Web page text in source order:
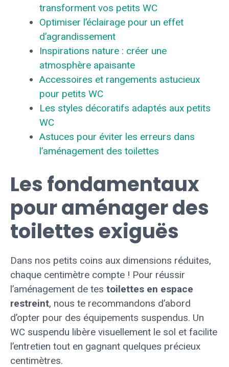
transforment vos petits WC
Optimiser l’éclairage pour un effet
d’agrandissement
Inspirations nature : créer une
atmosphère apaisante
Accessoires et rangements astucieux
pour petits WC
Les styles décoratifs adaptés aux petits
WC
Astuces pour éviter les erreurs dans
l’aménagement des toilettes
Les fondamentaux
pour aménager des
toilettes exiguës
Dans nos petits coins aux dimensions réduites,
chaque centimètre compte ! Pour réussir
l’aménagement de tes toilettes en espace
restreint, nous te recommandons d’abord
d’opter pour des équipements suspendus. Un
WC suspendu libère visuellement le sol et facilite
l’entretien tout en gagnant quelques précieux
centimètres.